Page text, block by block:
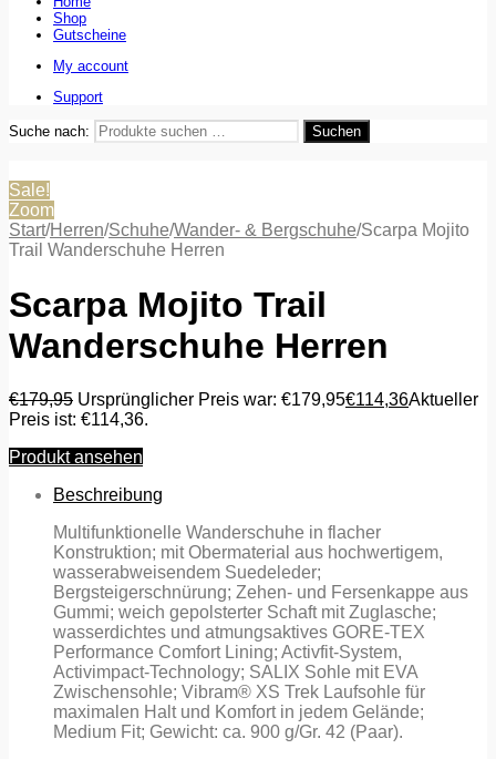
Shop
Gutscheine
My account
Support
Suche nach: Suchen
Sale!
Zoom
Start/Herren/Schuhe/Wander- & Bergschuhe/Scarpa Mojito
Trail Wanderschuhe Herren
Scarpa Mojito Trail
Wanderschuhe Herren
€179,95 Ursprünglicher Preis war: €179,95€114,36Aktueller
Preis ist: €114,36.
Produkt ansehen
Beschreibung
Multifunktionelle Wanderschuhe in flacher
Konstruktion; mit Obermaterial aus hochwertigem,
wasserabweisendem Suedeleder;
Bergsteigerschnürung; Zehen- und Fersenkappe aus
Gummi; weich gepolsterter Schaft mit Zuglasche;
wasserdichtes und atmungsaktives GORE-TEX
Performance Comfort Lining; Activfit-System,
Activimpact-Technology; SALIX Sohle mit EVA
Zwischensohle; Vibram® XS Trek Laufsohle für
maximalen Halt und Komfort in jedem Gelände;
Medium Fit; Gewicht: ca. 900 g/Gr. 42 (Paar).